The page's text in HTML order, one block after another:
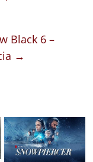
Black 6 –
→